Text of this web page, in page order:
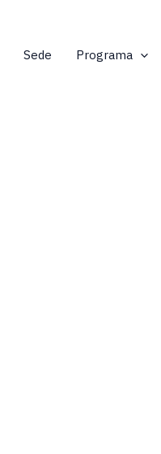
Sede Programa